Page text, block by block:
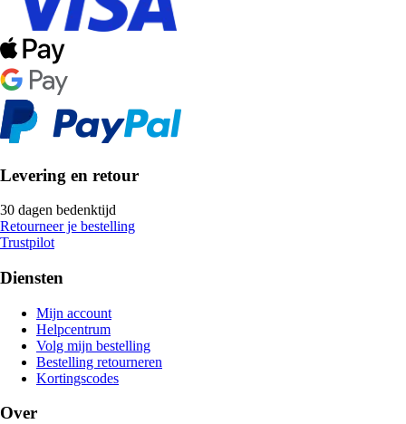
Levering en retour
30 dagen bedenktijd
Retourneer je bestelling
Trustpilot
Diensten
Mijn account
Helpcentrum
Volg mijn bestelling
Bestelling retourneren
Kortingscodes
Over